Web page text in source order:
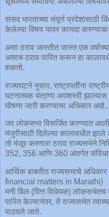
संसद भारताच्या संपूर्ण प्रदेशासाठी
केलेल्या विषय यावर कायदा करण्याचा
असा ठराव जास्तीत जास्त एक
असाच ठराव पारित करून हा
शकतो.
राज्यघटने नुसार, राष्ट्रपतींना
घटनात्मक यंत्रणा अयशस्वी झाल्यास
घोषणा जारी करण्याचा अधिकार आहे..
जर लोकसभा विसर्जित करण्यात
मंजुरीसाठी दिलेल्या कालावधीत
तो मंजूर करणारा ठराव राज्यसभेने
352, 356 आणि 360 अंतर्गत
आर्थिक बाबतीत राज्यसभाचे
financial matters in Marathi)
मनी बिल (वित्त विधेयक)
पारित केल्यानंतर, ते राज्यसभेत
पाठवले जाते.